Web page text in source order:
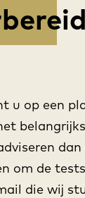
u op een
om de
die wij